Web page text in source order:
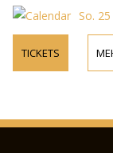
So.
TICKETS